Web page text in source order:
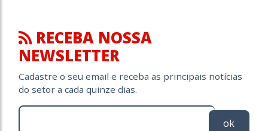
RECEBA NOSSA
NEWSLETTER
Cadastre o seu email e receba as principais notícias
do setor a cada quinze dias.
ok